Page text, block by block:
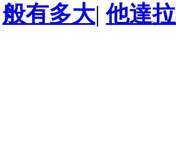
般有多大|他達